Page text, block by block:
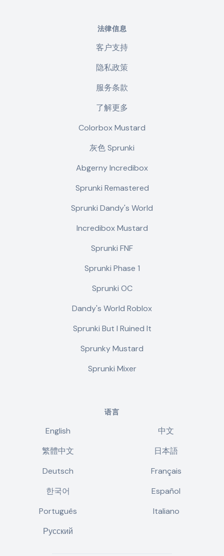
法律信息
客户支持
隐私政策
服务条款
了解更多
Colorbox Mustard
灰色 Sprunki
Abgerny Incredibox
Sprunki Remastered
Sprunki Dandy's World
Incredibox Mustard
Sprunki FNF
Sprunki Phase 1
Sprunki OC
Dandy's World Roblox
Sprunki But I Ruined It
Sprunky Mustard
Sprunki Mixer
语言
English
中文
繁體中文
日本語
Deutsch
Français
한국어
Español
Português
Italiano
Русский